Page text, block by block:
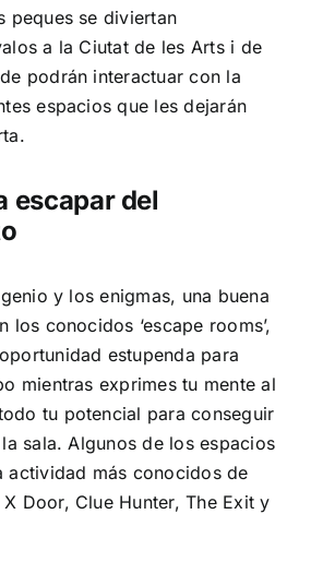
peques se diviertan
a la Ciutat de les Arts i de
podrán interactuar con la
espacios que les dejarán
escapar del
y los enigmas, una buena
los conocidos ‘escape rooms’,
estupenda para
mientras exprimes tu mente al
tu potencial para conseguir
sala. Algunos de los espacios
actividad más conocidos de
X Door, Clue Hunter,The Exit y